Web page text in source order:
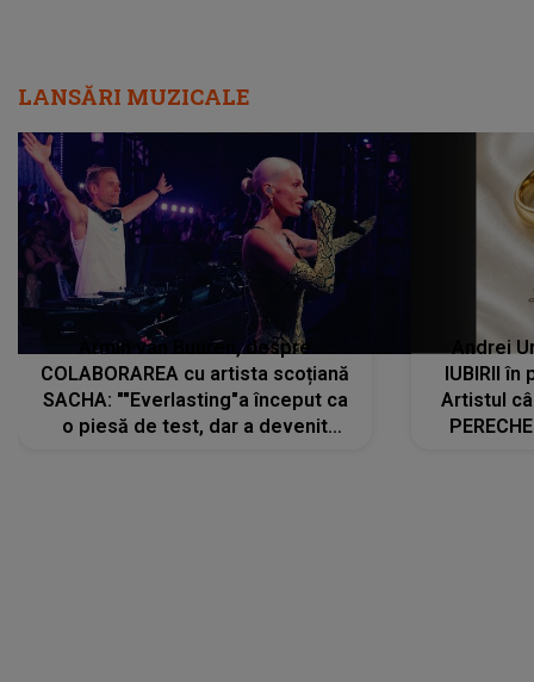
LANSĂRI MUZICALE
Armin van Buuren, despre
COLABORAREA cu artista scoțiană
SACHA: ""Everlasting"a început ca
o piesă de test, dar a devenit
Andrei
IUBIRII în
Artistul